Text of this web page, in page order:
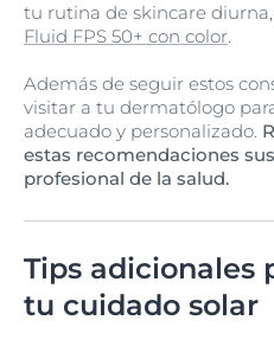
tu rutina de skincare
Fluid FPS 50+ con color.
Además de seguir estos
visitar a tu dermatólogo
adecuado y personalizado.
estas recomendaciones
profesional de la salud.
Tips adicionales
tu cuidado solar